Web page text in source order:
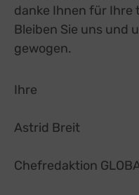
danke Ihnen für
Bleiben Sie uns und
gewogen.
Ihre
Astrid Breit
Chefredaktion